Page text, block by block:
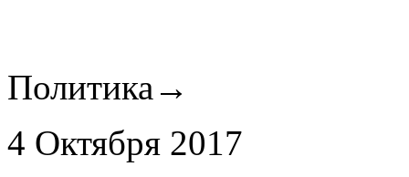
Политика →
4 Октября 2017